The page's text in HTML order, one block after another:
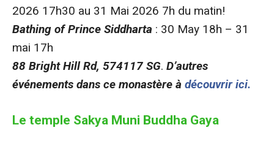
2026 17h30 au 31 Mai 2026 7h du matin!
Bathing of Prince Siddharta : 30 May 18h – 31
mai 17h
88 Bright Hill Rd, 574117 SG. D’autres
événements dans ce monastère à découvrir ici.
Le temple Sakya Muni Buddha Gaya